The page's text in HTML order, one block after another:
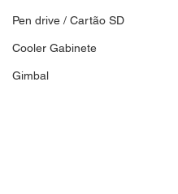
Pen drive / Cartão SD
Cooler Gabinete
Gimbal